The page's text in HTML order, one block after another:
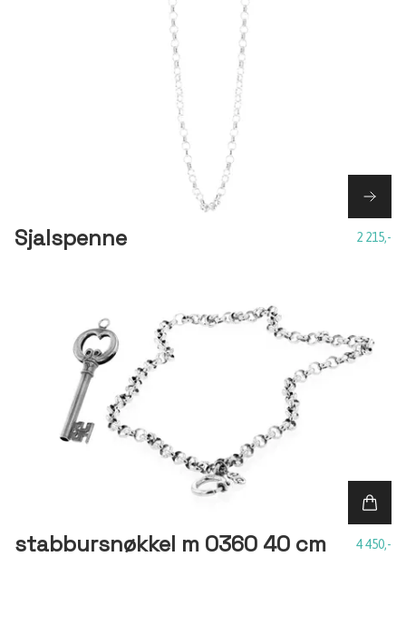
Sjalspenne 2 215,-
stabbursnøkkel m 0360 40 cm 4 450,-